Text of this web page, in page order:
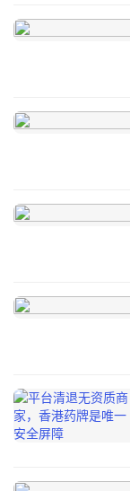
操
境
储
库
百
科